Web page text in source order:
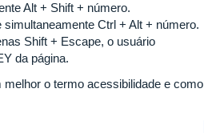
Alt + Shift + número.
Ctrl + Alt + número.
Shift + Escape, o usuário
da página.
o termo acessibilidade e como